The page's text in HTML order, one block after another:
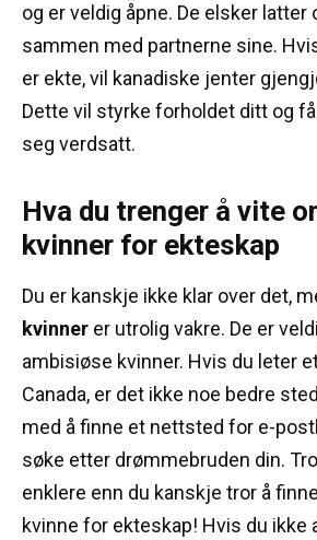
og er veldig åpne. De elsker latter
sammen med partnerne sine.
er ekte, vil kanadiske jenter
Dette vil styrke forholdet ditt og
seg verdsatt.
Hva du trenger å vite
kvinner for ekteskap
Du er kanskje ikke klar over det,
kvinner er utrolig vakre. De er
ambisiøse kvinner. Hvis du leter
Canada, er det ikke noe bedre
med å finne et nettsted for e-
søke etter drømmebruden din.
enklere enn du kanskje tror å
kvinne for ekteskap! Hvis du ikke